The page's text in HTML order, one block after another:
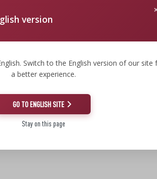
usar una pequeña cantidad de
version
Switch to the English version of our site
a better experience.
GO TO ENGLISH SITE
Stay on this page